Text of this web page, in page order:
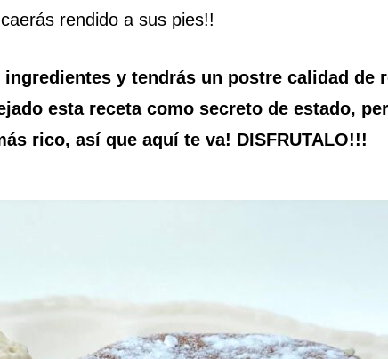
rendido a sus pies!!
y tendrás un postre calidad de
esta receta como secreto de estado,
rico, así que aquí te va! DISFRUTALO!!!